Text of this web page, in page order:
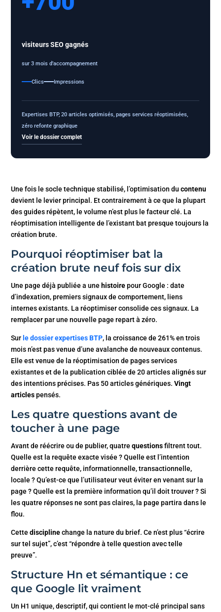
visiteurs SEO gagnés
sur 3 mois d’accompagnement
Clics Impressions
Expertises BTP, 20 articles optimisés, pages services réoptimisées,
zéro refonte graphique
Voir le dossier complet
Une fois le socle technique stabilisé, l’optimisation ducontenu
devient le levier principal. Et contrairement à ce que la plupart
des guides répètent, le volume n’est plus le facteur clé. La
réoptimisation intelligente de l’existant bat presque toujours la
création brute.
Pourquoi réoptimiser bat la
création brute neuf fois sur dix
Une page déjà publiée a une histoirepour Google : date
d’indexation, premiers signaux de comportement, liens
internes existants. La réoptimiser consolide ces signaux. La
remplacer par une nouvelle page repart à zéro.
Sur le dossier expertises BTP, la croissance de 261% en trois
mois n’est pas venue d’une avalanche de nouveaux contenus.
Elle est venue de la réoptimisation de pages services
existantes et de la publication ciblée de 20 articles alignés sur
des intentions précises. Pas 50 articles génériques.Vingt
articlespensés.
Les quatre questions avant de
toucher à une page
Avant de réécrire ou de publier, quatrequestionsfiltrent tout.
Quelle est la requête exacte visée ? Quelle est l’intention
derrière cette requête, informationnelle, transactionnelle,
locale ? Qu’est-ce que l’utilisateur veut éviter en venant sur la
page ? Quelle est la première information qu’il doit trouver ? Si
les quatre réponses ne sont pas claires, la page partira dans le
flou.
Cettedisciplinechange la nature du brief. Ce n’est plus “écrire
sur tel sujet”, c’est “répondre à telle question avec telle
preuve”.
Structure Hn et sémantique : ce
que Google lit vraiment
Un H1 unique, descriptif, qui contient le mot-clé principal sans